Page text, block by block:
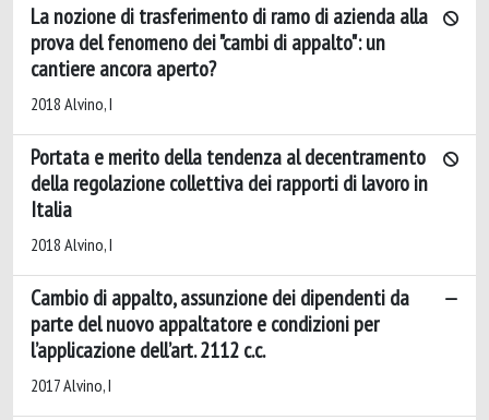
La nozione di trasferimento di ramo di azienda alla
prova del fenomeno dei "cambi di appalto": un
cantiere ancora aperto?
2018 Alvino, I
Portata e merito della tendenza al decentramento
della regolazione collettiva dei rapporti di lavoro in
Italia
2018 Alvino, I
Cambio di appalto, assunzione dei dipendenti da
parte del nuovo appaltatore e condizioni per
l’applicazione dell’art. 2112 c.c.
2017 Alvino, I